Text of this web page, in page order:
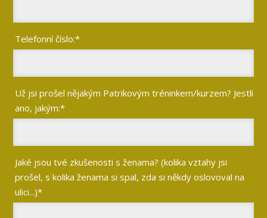
Telefonní číslo:*
Už jsi prošel nějakým Patrikovým tréninkem/kurzem? Jestli
ano, jakým:*
Jaké jsou tvé zkušenosti s ženama? (kolika vztahy jsi
prošel, s kolika ženama si spal, zda si někdy oslovoval na
ulici...)*